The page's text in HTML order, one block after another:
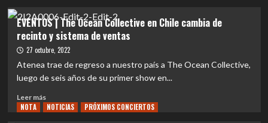
BLUES
PILLS
EVENTOS
|
El
power
femenino
a
The
Metal
EVENTOS | The Ocean Collective en Chile cambia de
recinto y sistema de ventas
27 octubre, 2022
Atenea trae de regreso a nuestro país a The Ocean Collective,
luego de seis años de su primer show en...
Leer másLeer
más
NOTA NOTICIAS PRÓXIMOS CONCIERTOS